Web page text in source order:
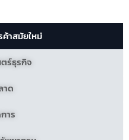
ค้าสมัยใหม่
ร์ธุรกิจ
าด
าร